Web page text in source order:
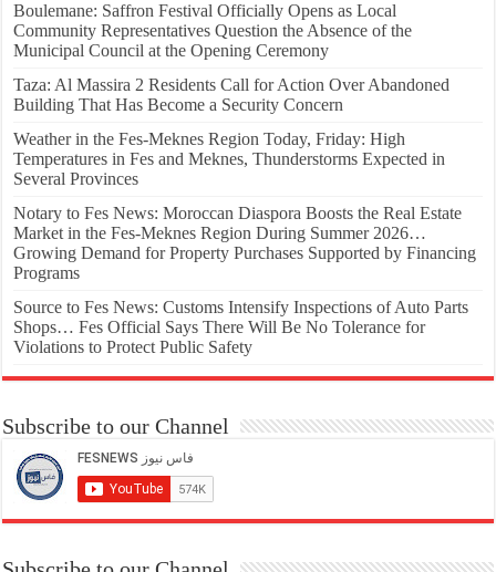
Boulemane: Saffron Festival Officially Opens as Local
Community Representatives Question the Absence of the
Municipal Council at the Opening Ceremony
Taza: Al Massira 2 Residents Call for Action Over Abandoned
Building That Has Become a Security Concern
Weather in the Fes-Meknes Region Today, Friday: High
Temperatures in Fes and Meknes, Thunderstorms Expected in
Several Provinces
Notary to Fes News: Moroccan Diaspora Boosts the Real Estate
Market in the Fes-Meknes Region During Summer 2026…
Growing Demand for Property Purchases Supported by Financing
Programs
Source to Fes News: Customs Intensify Inspections of Auto Parts
Shops… Fes Official Says There Will Be No Tolerance for
Violations to Protect Public Safety
Subscribe to our Channel